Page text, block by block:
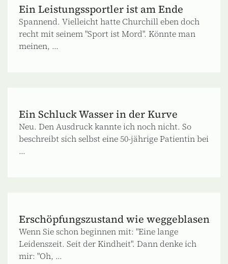
Ein Leistungssportler ist am Ende
Spannend. Vielleicht hatte Churchill eben doch
recht mit seinem "Sport ist Mord". Könnte man
meinen, ...
Ein Schluck Wasser in der Kurve
Neu. Den Ausdruck kannte ich noch nicht. So
beschreibt sich selbst eine 50-jährige Patientin bei
...
Erschöpfungszustand wie weggeblasen
Wenn Sie schon beginnen mit: "Eine lange
Leidenszeit. Seit der Kindheit". Dann denke ich
mir: "Oh, ...